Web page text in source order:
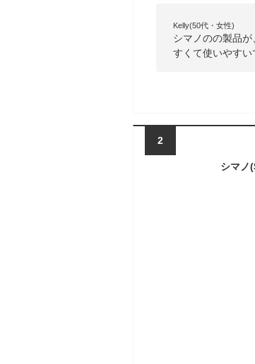
Kelly(50代・女性)
シマノのの製品
すくて使いやすい
2